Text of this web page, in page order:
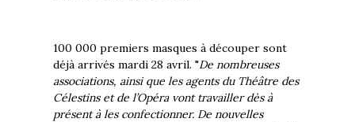
100 000 premiers masques à découper sont
déjà arrivés mardi 28 avril. "De nombreuses
associations, ainsi que les agents du Théâtre des
Célestins et de l’Opéra vont travailler dès à
présent à les confectionner. De nouvelles